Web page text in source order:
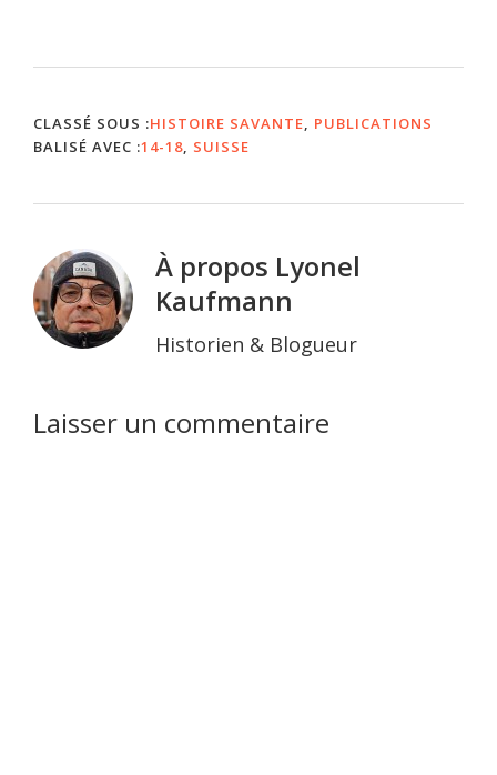
colloque a reçu le label
«Mission centenaire».
CLASSÉ SOUS :HISTOIRE SAVANTE
PUBLICATIONS
BALISÉ AVEC :14-18 SUISSE
À propos Lyonel
Kaufmann
Historien & Blogueur
Interactions
Laisser un commentaire